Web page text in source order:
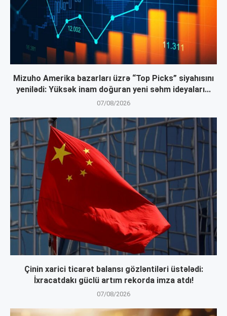
Mizuho Amerika bazarları üzrə “Top Picks” siyahısını
yenilədi: Yüksək inam doğuran yeni səhm ideyaları...
07/08/2026
Çinin xarici ticarət balansı gözləntiləri üstələdi:
İxracatdakı güclü artım rekorda imza atdı!
07/08/2026